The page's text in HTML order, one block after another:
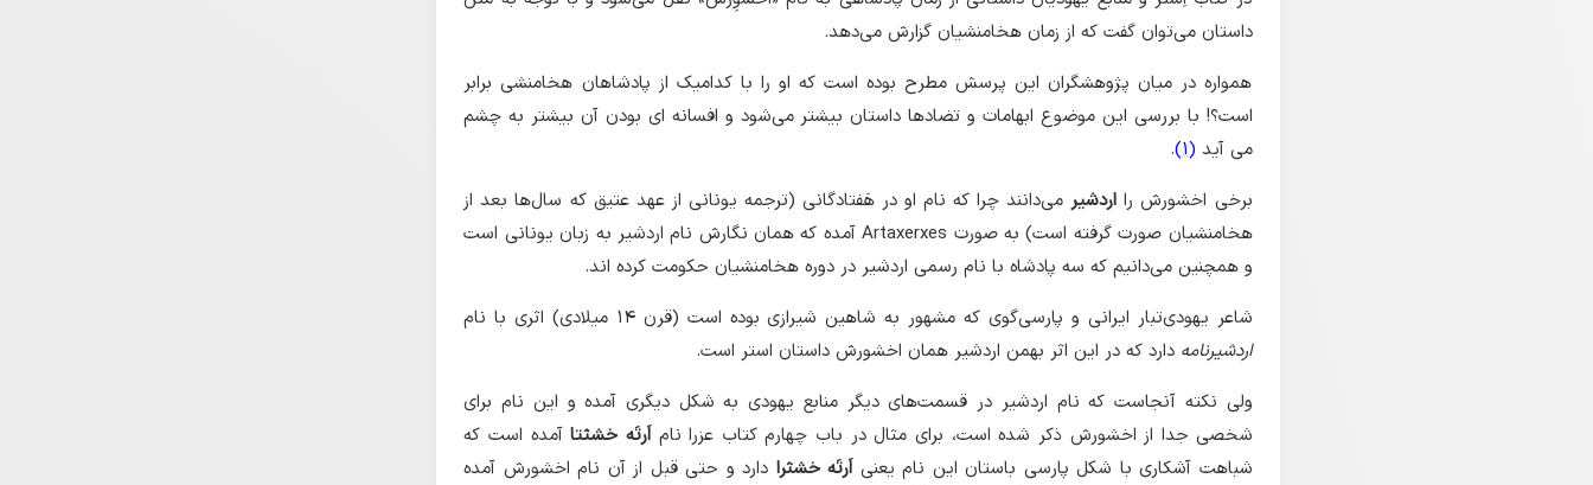
داستان می‌توان گفت که از زمان هخامنشیان گزارش می‌دهد.
همواره در میان پژوهشگران این پرسش مطرح بوده است که او را با کدامیک از پادشاهان هخامنشی برابر
است؟! با بررسی این موضوع ابهامات و تضادها داستان بیشتر می‌شود و افسانه ای بودن آن بیشتر به چشم
می آید (1)
.
برخی اخشورش را اردشیرمی‌دانند چرا که نام او در هَفتادگانی (ترجمه یونانی از عهد عتیق که سال‌ها بعد از
هخامنشیان صورت گرفته است) به صورت Artaxerxes آمده که همان نگارش نام اردشیر به زبان یونانی است
و همچنین می‌دانیم که سه پادشاه با نام رسمی اردشیر در دوره هخامنشیان حکومت کرده اند.
شاعر یهودی‌تبار ایرانی و پارسی‌گوی که مشهور به شاهین شیرازی بوده است (قرن ۱۴ میلادی) اثری با نام
اردشیرنامه دارد که در این اثر بهمن اردشیر همان اخشورش داستان استر است.
ولی نکته آنجاست که نام اردشیر در قسمت‌های دیگر منابع یهودی به شکل دیگری آمده و این نام برای
شخصی جدا از اخشورش ذکر شده است، برای مثال در باب چهارم کتاب عزرا ناماَرتَه خشثتاآمده است که
شباهت آشکاری با شکل پارسی باستان این نام یعنیاَرتَه خشثرا دارد و حتی قبل از آن نام اخشورش آمده